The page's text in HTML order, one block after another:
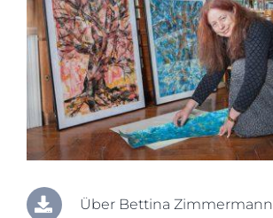
Über Bettina Zimmermann